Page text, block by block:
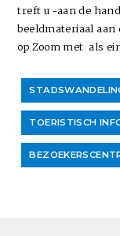
treft u -aan de
beeldmateriaal aan
op Zoom met als
TOERISTISCH